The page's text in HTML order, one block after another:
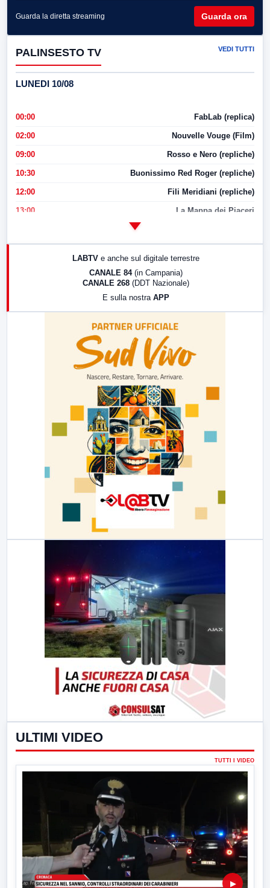
Guarda la diretta streaming Guarda ora
PALINSESTO TV VEDI TUTTI
LUNEDI 10/08
00:00 FabLab (replica)
02:00 Nouvelle Vouge (Film)
09:00 Rosso e Nero (repliche)
10:30 Buonissimo Red Roger (repliche)
12:00 Fili Meridiani (repliche)
13:00 La Mappa dei Piaceri
LABTV e anche sul digitale terrestre
CANALE 84 (in Campania)
CANALE 268 (DDT Nazionale)
E sulla nostra APP
ULTIMI VIDEO
TUTTI I VIDEO
▶